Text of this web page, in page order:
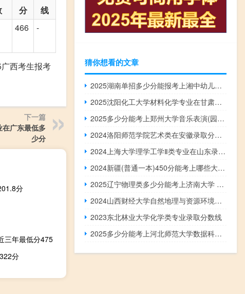
分
线
466 -
西考生报考
下一篇
广东最低多
少分
分
三年最低分475
分
猜你想看的文章
2025湖南单招多少分能报考上湘中幼儿师范高等专科学校 2024单招最低198.33分
2025沈阳化工大学材料化学专业在甘肃最低多少分录取 最低分426(含2023-2024专业分)
2025多少分能考上郑州大学音乐表演(园号)专业 2024最低421.288分
2024洛阳师范学院艺术类在安徽录取分数线
2024上海大学理学工学Ⅱ类专业在山东录取分数线最低多少分
2024新疆(普通一本)450分能考上哪些大学？ 附1所能报考大学名单
2025辽宁物理类多少分能考上济南大学 最低469分左右(2024最低分和位次参考)
2024山西财经大学自然地理与资源环境专业在云南录取分数线 近三年最低分460
2023东北林业大学化学类专业录取分数线
2025多少分能考上河北师范大学数据科学与大数据技术专业 2024最低459分